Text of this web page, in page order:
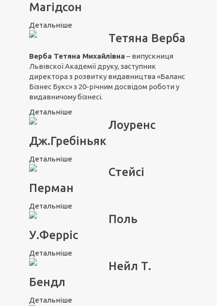
Магідсон
Детальніше
Тетяна Верба
Верба Тетяна Михайлівна – випускниця
Львівскої Академії друку, заступник
директора з розвитку видавництва «Баланс
Бізнес Букс» з 20-річним досвідом роботи у
видавничому бізнесі.
Детальніше
Лоуренс
Дж.Гребіньяк
Детальніше
Стейсі
Перман
Детальніше
Поль
У.Ферріс
Детальніше
Нейл Т.
Бендл
Детальніше